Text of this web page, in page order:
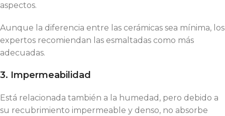
aspectos.
Aunque la diferencia entre las cerámicas sea mínima, los
expertos recomiendan las esmaltadas como más
adecuadas.
3. Impermeabilidad
Está relacionada también a la humedad, pero debido a
su recubrimiento impermeable y denso, no absorbe